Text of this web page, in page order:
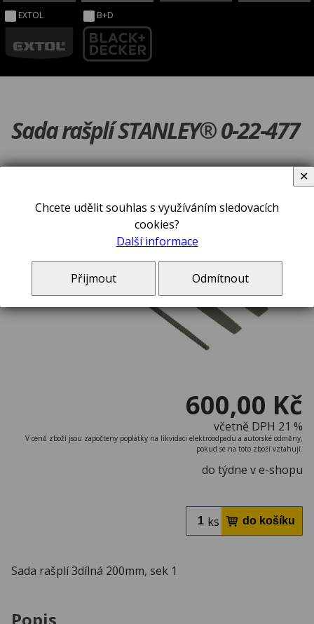
EXTOL B+D
Sada rašplí STANLEY® 0-22-477
600,00 Kč
včetně DPH 21 %
V ceně zboží jsou započteny poplatky na likvidaci elektroodpadu a autorské odměny,
pokud se na toto zboží vztahují.
do týdne v e-shopu
ks
Sada rašplí 3dílná 200mm, sek 1
Popis
Chcete udělit souhlas s využíváním sledovacích
cookies?
Další informace
Přijmout Odmítnout
✕